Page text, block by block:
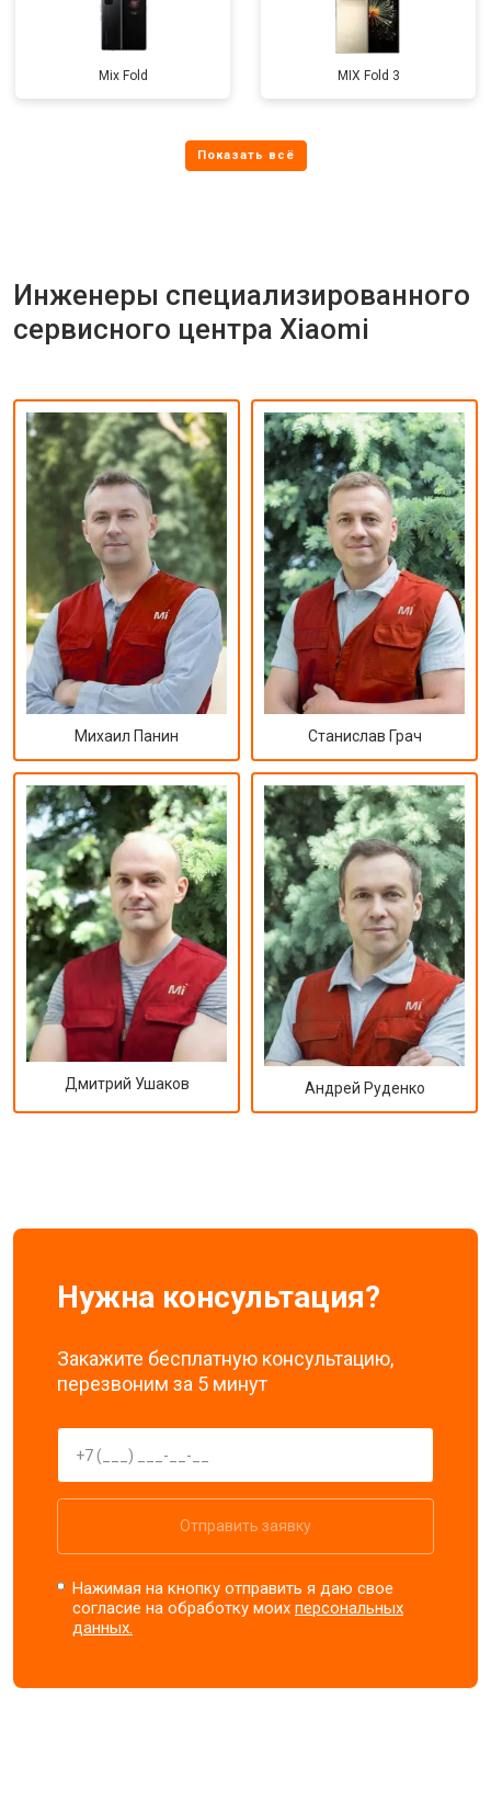
Mix Fold MIX Fold 3
Инженеры специализированного
сервисного центра Xiaomi
Михаил Панин Станислав Грач
Дмитрий Ушаков Андрей Руденко
Нужна консультация?
Закажите бесплатную консультацию,
перезвоним за 5 минут
Отправить заявку
Нажимая на кнопку отправить я даю свое
согласие на обработку моихперсональных
данных.